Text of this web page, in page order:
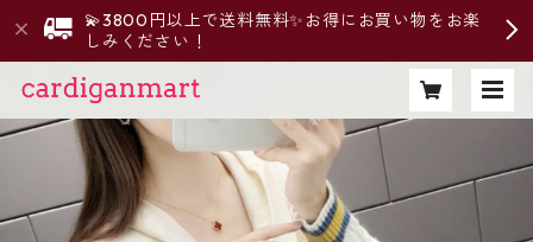
💫3800円以上で送料無料✨お得にお買い物をお楽
しみください！